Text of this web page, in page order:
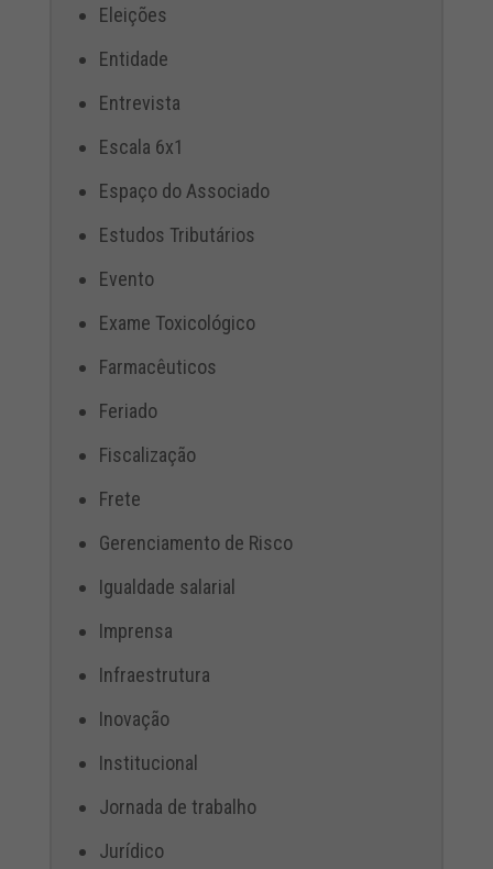
Eleições
Entidade
Entrevista
Escala 6x1
Espaço do Associado
Estudos Tributários
Evento
Exame Toxicológico
Farmacêuticos
Feriado
Fiscalização
Frete
Gerenciamento de Risco
Igualdade salarial
Imprensa
Infraestrutura
Inovação
Institucional
Jornada de trabalho
Jurídico